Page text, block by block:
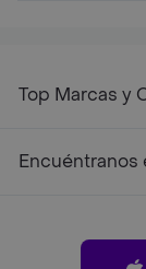
Top Marcas y
Encuéntranos